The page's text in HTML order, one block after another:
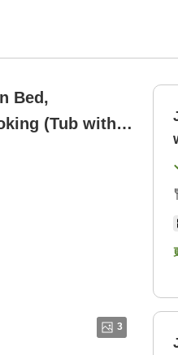
Bed,
(Tub with
3